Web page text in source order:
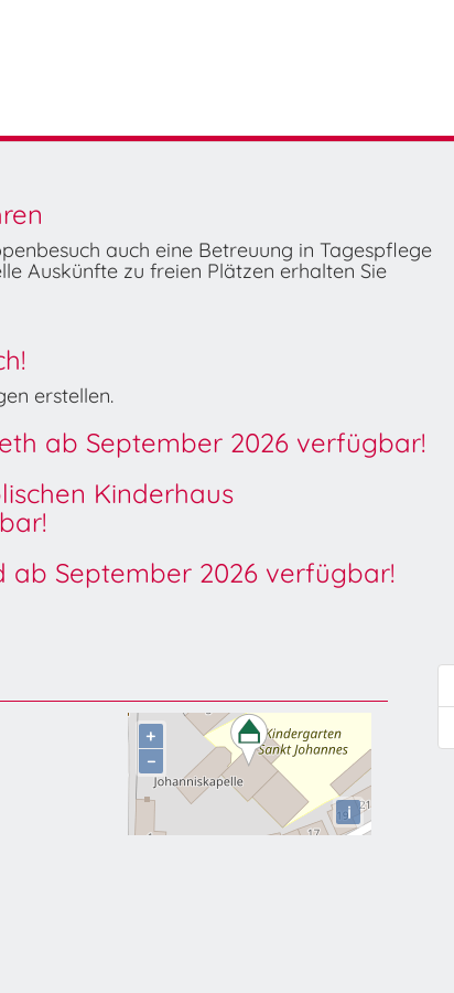
auch eine Betreuung in Tagespflege
Auskünfte zu freien Plätzen erhalten Sie
erstellen.
ab September 2026 verfügbar!
Kinderhaus
ab September 2026 verfügbar!
+
−
i